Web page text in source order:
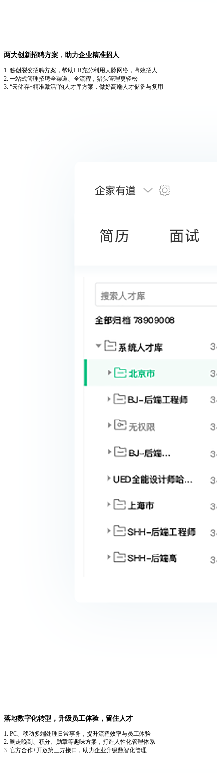
两大创新招聘方案，助力企业精准招人
1. 独创裂变招聘方案，帮助HR充分利用人脉网络，高效招人
2. 一站式管理招聘全渠道、全流程，猎头管理更轻松
3. “云储存+精准激活”的人才库方案，做好高端人才储备与复用
落地数字化转型，升级员工体验，留住人才
1. PC、移动多端处理日常事务，提升流程效率与员工体验
2. 晚走晚到、积分、勋章等趣味方案，打造人性化管理体系
3. 官方合作+开放第三方接口，助力企业升级数智化管理